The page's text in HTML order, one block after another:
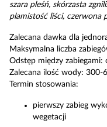
szara pleśń, skórzasta
plamistość liści, czerwona
Zalecana dawka dla
Maksymalna liczba
Odstęp między zabiegami:
Zalecana ilość wody: 300-
Termin stosowania:
pierwszy zabieg
wegetacji